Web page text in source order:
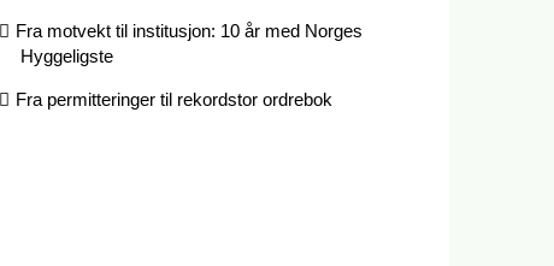
Fra motvekt til institusjon: 10 år med Norges
Hyggeligste
Fra permitteringer til rekordstor ordrebok